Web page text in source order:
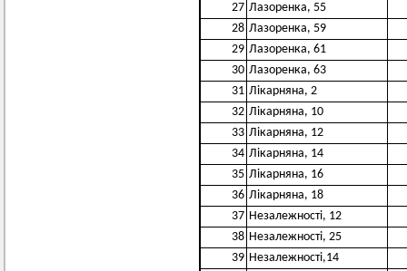
27 Лазоренка, 55
28 Лазоренка, 59
29 Лазоренка, 61
30 Лазоренка, 63
31 Лікарняна, 2
32 Лікарняна, 10
33 Лікарняна, 12
34 Лікарняна, 14
35 Лікарняна, 16
36 Лікарняна, 18
37 Незалежності, 12
38 Незалежності, 25
39 Незалежності,14